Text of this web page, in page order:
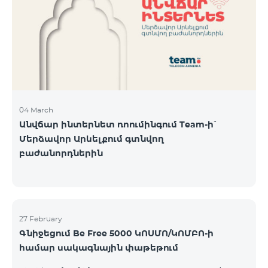
Կիրակի-08․03 Երևան Կենտրոն Իսակովի
պողոտա 3/7 09:00-18:00 09:00-18:00 10:00-19:00
Երևան Կենտրոն Խորենացու փողոց 26/26 09:00-
04 March
Անվճար ինտերնետ ռոումինգում Team-ի՝
Մերձավոր Արևելքում գտնվող
բաժանորդներին
27 February
Գնիջեցում Be Free 5000 ԿՈՍՄՈ/ԿՈՄԲՈ-ի
համար սակագնային փաթեթում